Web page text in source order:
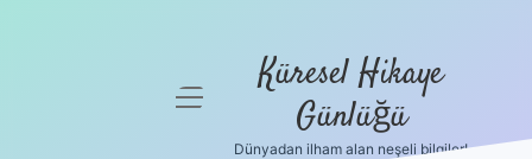
menüyü
Küresel Hikaye
Günlüğü
Dünyadan ilham alan neşeli bilgiler!